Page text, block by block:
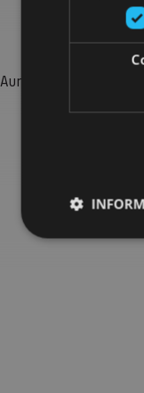
Aurkitu zure bidaia
jarduera